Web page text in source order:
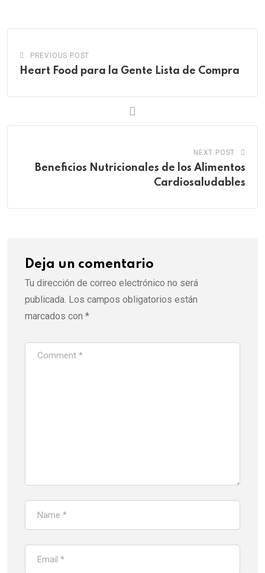
PREVIOUS POST
Heart Food para la Gente Lista de Compra
NEXT POST
Beneficios Nutricionales de los Alimentos
Cardiosaludables
Deja un comentario
Tu dirección de correo electrónico no será
publicada. Los campos obligatorios están
marcados con *